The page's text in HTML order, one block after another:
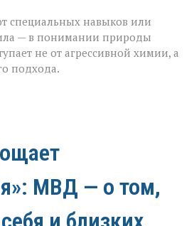
специальных навыков или
— в понимании природы
не от агрессивной химии, а
подхода.
МВД — о том,